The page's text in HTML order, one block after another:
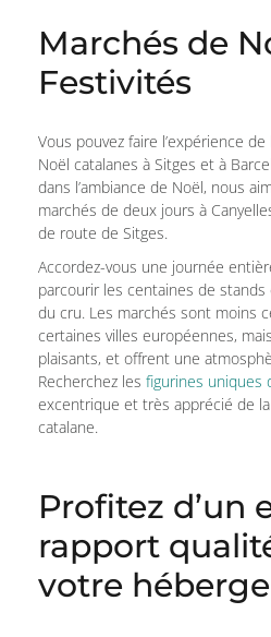
Marchés de
Festivités
Vous pouvez faire l’expérience
Noël catalanes à Sitges et à
dans l’ambiance de Noël, nous
marchés de deux jours à
de route de Sitges.
Accordez-vous une journée
parcourir les centaines de
du cru. Les marchés sont moins
certaines villes européennes,
plaisants, et offrent une
Recherchez les figurines uniques
excentrique et très apprécié de
catalane.
Profitez d’un
rapport
votre